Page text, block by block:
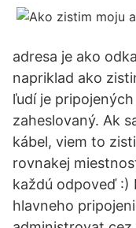
adresa je ako
napriklad ako
ľudí je
zaheslovaný. Ak
kábel, viem to
rovnakej
každú odpoveď :)
hlavneho